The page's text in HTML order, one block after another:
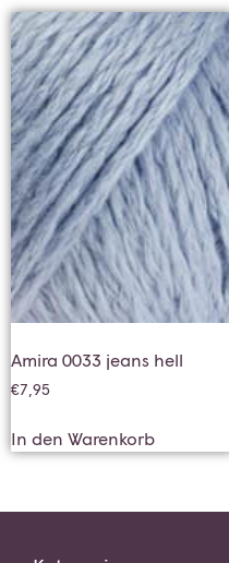
Amira 0033 jeans hell
€7,95
In den Warenkorb